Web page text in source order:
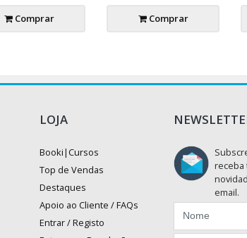
Comprar Comprar
LOJA
Booki|Cursos
Top de Vendas
Destaques
Apoio ao Cliente / FAQs
Entrar / Registo
receba
email.